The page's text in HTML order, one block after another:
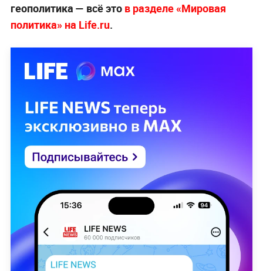
геополитика — всё это в разделе «Мировая
политика» на Life.ru.